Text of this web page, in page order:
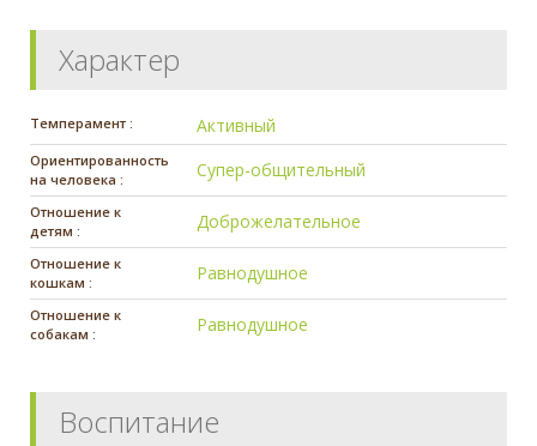
Характер
Темперамент : Активный
Ориентированность
на человека :
Супер-общительный
Отношение к
детям :
Доброжелательное
Отношение к
кошкам :
Равнодушное
Отношение к
собакам :
Равнодушное
Воспитание